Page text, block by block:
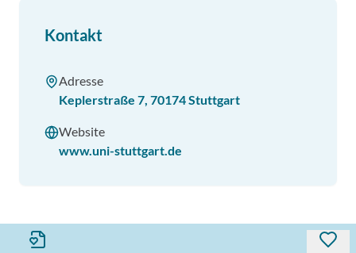
Kontakt
Adresse
Keplerstraße 7, 70174Stuttgart
Website
www.uni-stuttgart.de